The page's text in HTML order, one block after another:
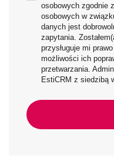
osobowych zgodnie
osobowych w
danych jest
zapytania.
przysługuje mi
możliwości ich
przetwarzania.
EstiCRM z siedzibą